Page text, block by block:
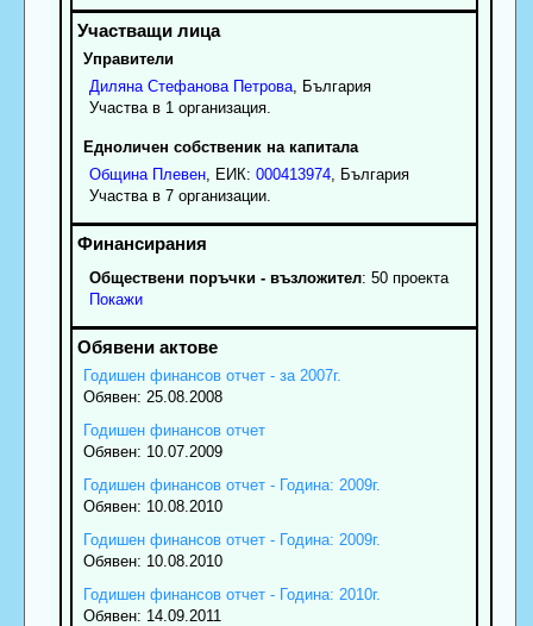
Управители
Диляна Стефанова Петрова, България
Участва в 1 организация.
Едноличен собственик на капитала
Община Плевен, ЕИК: 000413974, България
Участва в 7 организации.
Обществени поръчки - възложител: 50 проекта
Покажи
Годишен финансов отчет - за 2007г.
Обявен: 25.08.2008
Годишен финансов отчет
Обявен: 10.07.2009
Годишен финансов отчет - Година: 2009г.
Обявен: 10.08.2010
Годишен финансов отчет - Година: 2009г.
Обявен: 10.08.2010
Годишен финансов отчет - Година: 2010г.
Обявен: 14.09.2011